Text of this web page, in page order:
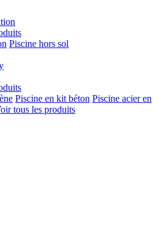
Piscine hors sol
Piscine en kit béton Piscine acier en
tous les produits